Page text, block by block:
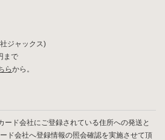
ジャックス)
まで
らから。
ード会社にご登録されている住所への発送と
ド会社へ登録情報の照会確認を実施させて頂